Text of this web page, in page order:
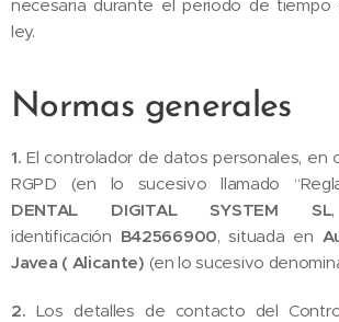
necesaria durante el periodo de tiempo
ley.
Normas generales
1.El controlador de datos personales, en
RGPD (en lo sucesivo llamado
DENTAL DIGITAL SYSTEM SL
identificación B42566900, situada en
Javea ( Alicante) (en lo sucesivo
2. Los detalles de contacto del